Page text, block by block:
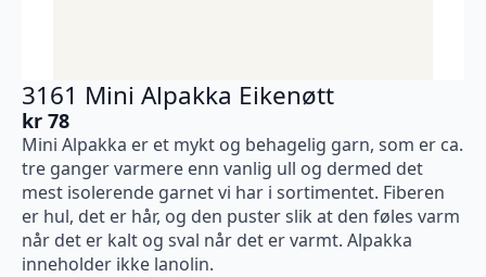
3161 Mini Alpakka Eikenøtt
kr 78
Mini Alpakka er et mykt og behagelig garn, som er ca.
tre ganger varmere enn vanlig ull og dermed det
mest isolerende garnet vi har i sortimentet. Fiberen
er hul, det er hår, og den puster slik at den føles varm
når det er kalt og sval når det er varmt. Alpakka
inneholder ikke lanolin.